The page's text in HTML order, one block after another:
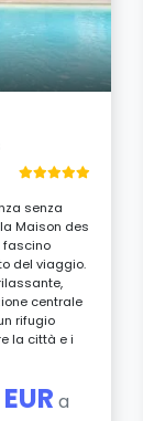
senza
Maison des
fascino
del viaggio.
centrale
rifugio
la città e i
a